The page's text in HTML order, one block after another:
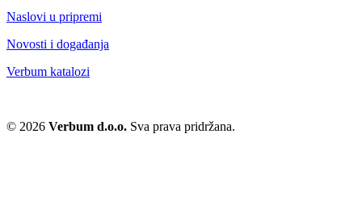
Naslovi u pripremi
Novosti i događanja
Verbum katalozi
© 2026 Verbum d.o.o. Sva prava pridržana.